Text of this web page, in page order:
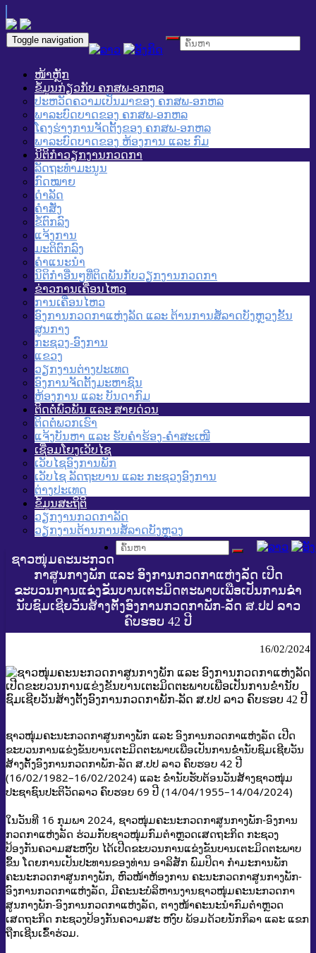
Toggle navigation
ໜ້າຫຼັກ
ຂໍ້ມູນກ່ຽວກັບ ຄກສພ-ອກຫລ
ປະຫວັດຄວາມເປັນມາຂອງ ຄກສພ-ອກຫລ
ພາລະບົດບາດຂອງ ຄກສພ-ອກຫລ
ໂຄງຮ່າງການຈັດຕັ້ງຂອງ ຄກສພ-ອກຫລ
ພາລະບົດບາດຂອງ ຫ້ອງການ ແລະ ກົມ
ນິຕິກໍາວຽກງານກວດກາ
ລັດຖະທໍາມະນູນ
ກົດໝາຍ
ດໍາລັດ
ຄໍາສັ່ງ
ຂໍ້ຕົກລົງ
ແຈ້ງການ
ມະຕິຕົກລົງ
ຄໍາແນະນໍາ
ນິຕິກໍາອື່ນໆທີ່ຕິດພັນກັບວຽກງານກວດກາ
ຂ່າວການເຄື່ອນໄຫວ
ການເຄື່ອນໄຫວ
ອົງການກວດກາແຫ່ງລັດ ແລະ ຕ້ານການສໍ້ລາດບັງຫຼວງຂັ້ນ
ສູນກາງ
ກະຊວງ-ອົງການ
ແຂວງ
ວຽກງານຕ່າງປະເທດ
ອົງການຈັດຕັ້ງມະຫາຊົນ
ຫ້ອງການ ແລະ ບັນດາກົມ
ຕິດຕໍ່ພົວພັນ ແລະ ສາຍດ່ວນ
ຕິດຕໍ່ພວກເຮົາ
ແຈ້ງບັນຫາ ແລະ ຮັບຄໍາຮ້ອງ-ຄໍາສະເໜີ
ເຊື່ອມໂຍງເວັບໄຊ
ເວັບໄຊອົງການພັກ
ເວັບໄຊ ລັດຖະບານ ແລະ ກະຊວງອົງການ
ຕ່າງປະເທດ
ຂໍ້ມູນສະຖິຕິ
ວຽກງານກວດກາລັດ
ວຽກງານຕ້ານການສໍ້ລາດບັງຫຼວງ
ຊາວໜຸ່ມຄະນະກວດ
ກາສູນກາງພັກ ແລະ ອົງການກວດກາແຫ່ງລັດ ເປີດ
ຂະບວນການແຂ່ງຂັນບານເຕະມິດຕະພາບເພືອເປັນການຂໍ່າ
ນັບຊົມເຊີຍວັນສ້າງຕັ້ງອົງການກວດກາພັກ-ລັດ ສ.ປປ ລາວ
ຄົບຮອບ 42 ປີ
16/02/2024
ຊາວໜຸ່ມຄະນະກວດກາສູນກາງພັກ ແລະ ອົງການກວດກາແຫ່ງລັດ ເປີດ
ຂະບວນການແຂ່ງຂັນບານເຕະມິດຕະພາບເພືອເປັນການຂໍ່ານັບຊົມເຊີຍວັນ
ສ້າງຕັ້ງອົງການກວດກາພັກ-ລັດ ສ.ປປ ລາວ ຄົບຮອບ 42 ປີ
(16/02/1982–16/02/2024) ແລະ ຂໍ່ານັບຮັບຕ້ອນວັນສ້າງຊາວໜຸ່ມ
ປະຊາຊົນປະຕິວັດລາວ ຄົບຮອບ 69 ປີ (14/04/1955–14/04/2024)
ໃນວັນທີ 16 ກຸມພາ 2024, ຊາວໜຸ່ມຄະນະກວດກາສູນກາງພັກ-ອົງການ
ກວດກາແຫ່ງລັດ ຮ່ວມກັບຊາວໜຸ່ມກົມຕໍາຫຼວດເສດຖະກິດ ກະຊວງ
ປ້ອງກັນຄວາມສະຫງົບ ໄດ້ເປີດຂະບວນການແຂ່ງຂັນບານເຕະມິດຕະພາບ
ຂຶ້ນ ໂດຍການເປັນປະທານຂອງທ່ານ ອາລິສັກ ພົມປິດາ ກໍາມະການພັກ
ຄະນະກວດກາສູນກາງພັກ, ຫົວໜ້າຫ້ອງການ ຄະນະກວດກາສູນກາງພັກ-
ອົງການກວດກາແຫ່ງລັດ, ມີຄະນະບໍລິຫານງານຊາວໜຸ່ມຄະນະກວດກາ
ສູນກາງພັກ-ອົງການກວດກາແຫ່ງລັດ, ຕາງໜ້າຄະນະນໍາກົມຕໍາຫຼວດ
ເສດຖະກິດ ກະຊວງປ້ອງກັນຄວາມສະ ຫງົບ ພ້ອມດ້ວຍນັກກິລາ ແລະ ແຂກ
ຖືກເຊີນເຂົ້່າຮ່ວມ.